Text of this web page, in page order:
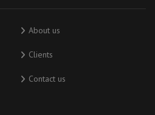
About us
Clients
Contact us